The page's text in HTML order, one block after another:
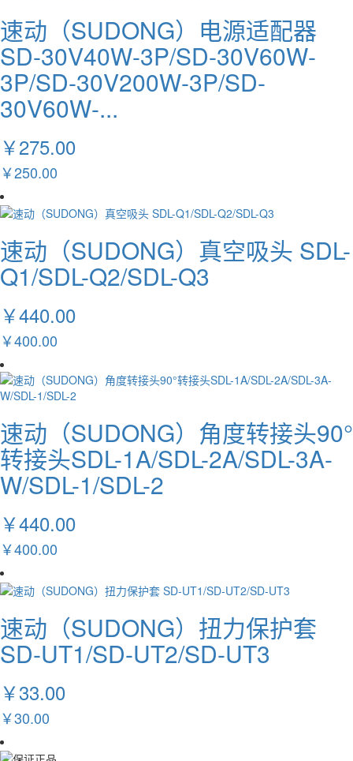
速动（SUDONG）电源适配器
SD-30V40W-3P/SD-30V60W-
3P/SD-30V200W-3P/SD-
30V60W-...
￥275.00
￥250.00
速动（SUDONG）真空吸头 SDL-
Q1/SDL-Q2/SDL-Q3
￥440.00
￥400.00
速动（SUDONG）角度转接头90°
转接头SDL-1A/SDL-2A/SDL-3A-
W/SDL-1/SDL-2
￥440.00
￥400.00
速动（SUDONG）扭力保护套
SD-UT1/SD-UT2/SD-UT3
￥33.00
￥30.00